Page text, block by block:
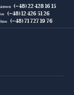
(+48) 22 428 16 15
(+48) 12 426 51 26
(+48) 71 727 19 76